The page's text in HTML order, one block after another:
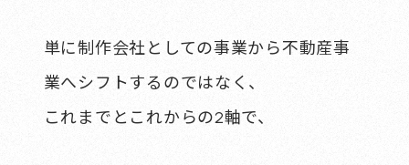
単に制作会社としての事業から不動産事
業へシフトするのではなく、
これまでとこれからの2軸で、